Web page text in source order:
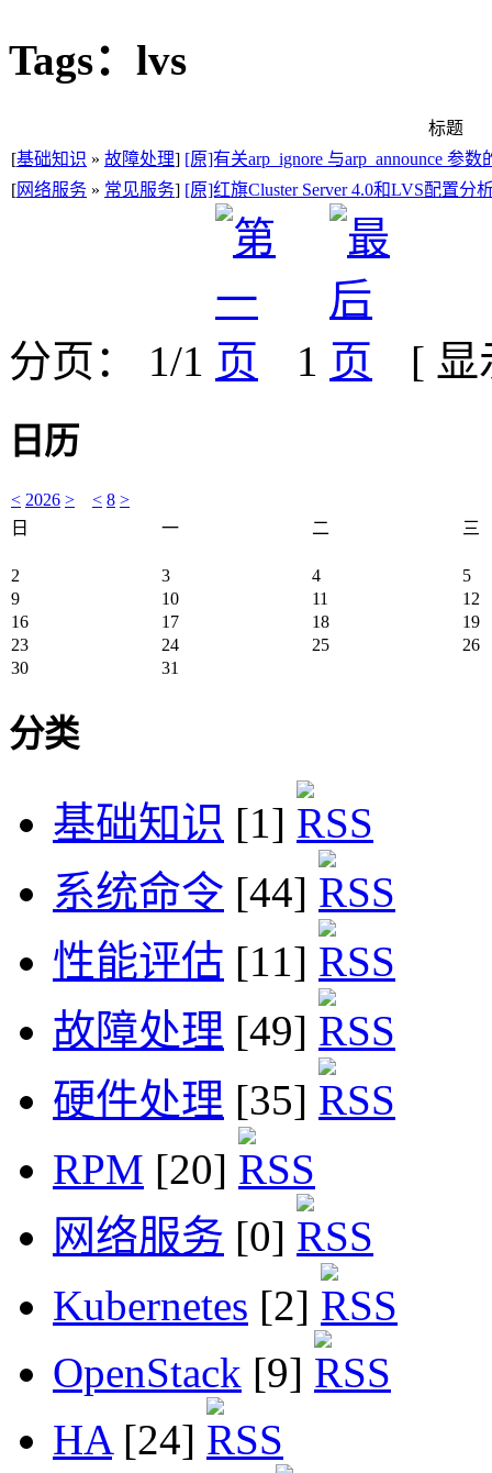
Tags：lvs
标题
[基础知识 » 故障处理] [原]有关arp_ignore 与arp_announce 参数
[网络服务 » 常见服务] [原]红旗Cluster Server 4.0和LVS配置分
分页： 1/1 1 [
日历
< 2026 > < 8 >
日
一 二 三
2 3 4
5
9
10 11
12
16
17 18
19
23
24 25
26
30
31
分类
基础知识 [1]
系统命令 [44]
性能评估 [11]
故障处理 [49]
硬件处理 [35]
RPM [20]
网络服务 [0]
Kubernetes [2]
OpenStack [9]
HA[24]